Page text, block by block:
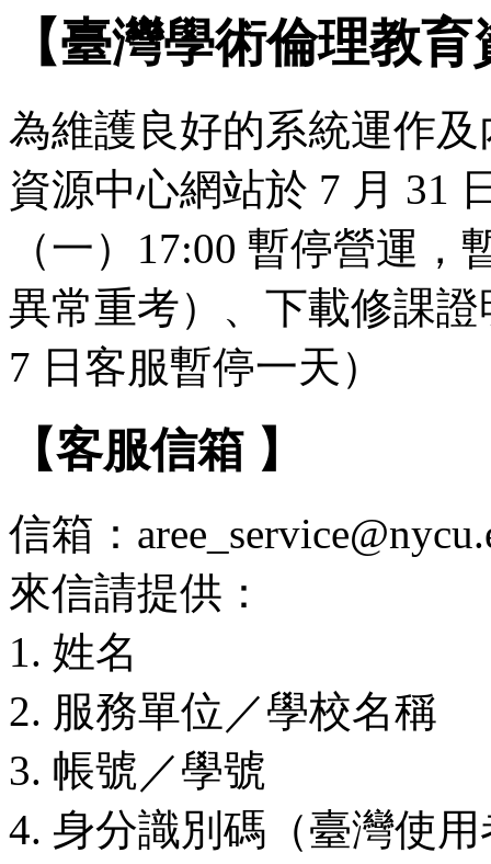
【臺灣學術倫理教
為維護良好的系統運作
資源中心網站於 7 月 31
（一）17:00 暫停營運
異常重考）、下載修課
7 日客服暫停一天）
【客服信箱 】
信箱：
來信請提供：
1. 姓名
2. 服務單位／學校名稱
3. 帳號／學號
4. 身分識別碼（臺灣使